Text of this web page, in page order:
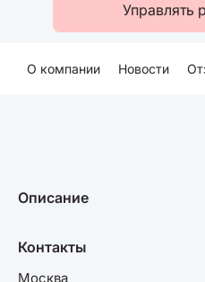
Управлять
О компании Новости
Описание
Контакты
Москва